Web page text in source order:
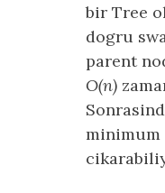
bir Tree
dogru
parent
O(n)
minimum